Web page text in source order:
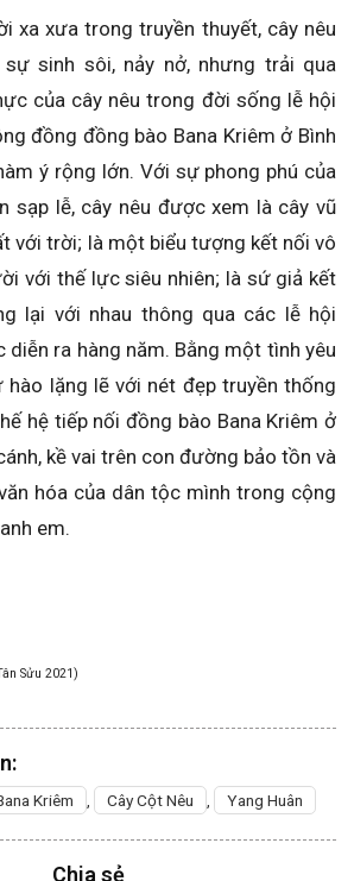
xa xưa trong truyền thuyết, cây nêu
sinh sôi, nảy nở, nhưng trải qua
của cây nêu trong đời sống lễ hội
đồng đồng bào Bana Kriêm ở Bình
ý rộng lớn. Với sự phong phú của
sạp lễ, cây nêu được xem là cây vũ
với trời; là một biểu tượng kết nối vô
với thế lực siêu nhiên; là sứ giả kết
lại với nhau thông qua các lễ hội
ra hàng năm. Bằng một tình yêu
hào lặng lẽ với nét đẹp truyền thống
hệ tiếp nối đồng bào Bana Kriêm ở
kề vai trên con đường bảo tồn và
hóa của dân tộc mình trong cộng
em.
Sửu 2021)
Kriêm Cây Cột Nêu Yang Huân
Chia sẻ